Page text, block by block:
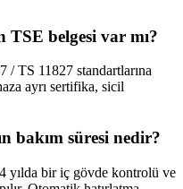
TSE belgesi var mı?
/ TS 11827 standartlarına
ayrı sertifika, sicil
bakım süresi nedir?
yılda bir iç gövde kontrolü ve